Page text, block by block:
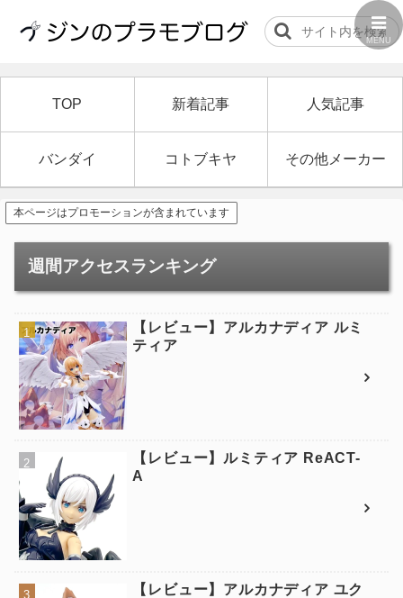
TOP 新着記事 人気記事
バンダイ コトブキヤ その他メーカー
本ページはプロモーションが含まれています
週間アクセスランキング
【レビュー】アルカナディア ルミ
ティア
【レビュー】ルミティア ReACT-
A
【レビュー】アルカナディア ユク
MENU